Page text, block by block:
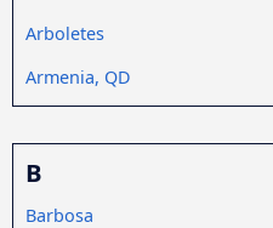
Arboletes
Armenia, QD
B
Barbosa